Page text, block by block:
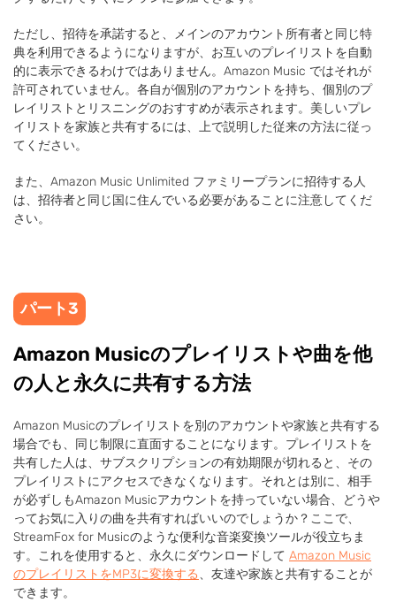
ただし、招待を承諾すると、メインのアカウント所有者と同じ特
典を利用できるようになりますが、お互いのプレイリストを自動
的に表示できるわけではありません。Amazon Music ではそれが
許可されていません。各自が個別のアカウントを持ち、個別のプ
レイリストとリスニングのおすすめが表示されます。美しいプレ
イリストを家族と共有するには、上で説明した従来の方法に従っ
てください。
また、Amazon Music Unlimited ファミリープランに招待する人
は、招待者と同じ国に住んでいる必要があることに注意してくだ
さい。
パート3
Amazon Musicのプレイリストや曲を他
の人と永久に共有する方法
Amazon Musicのプレイリストを別のアカウントや家族と共有する
場合でも、同じ制限に直面することになります。プレイリストを
共有した人は、サブスクリプションの有効期限が切れると、その
プレイリストにアクセスできなくなります。それとは別に、相手
が必ずしもAmazon Musicアカウントを持っていない場合、どうや
ってお気に入りの曲を共有すればいいのでしょうか？ここで、
StreamFox for Musicのような便利な音楽変換ツールが役立ちま
す。これを使用すると、永久にダウンロードして Amazon Music
のプレイリストをMP3に変換する、友達や家族と共有することが
できます。